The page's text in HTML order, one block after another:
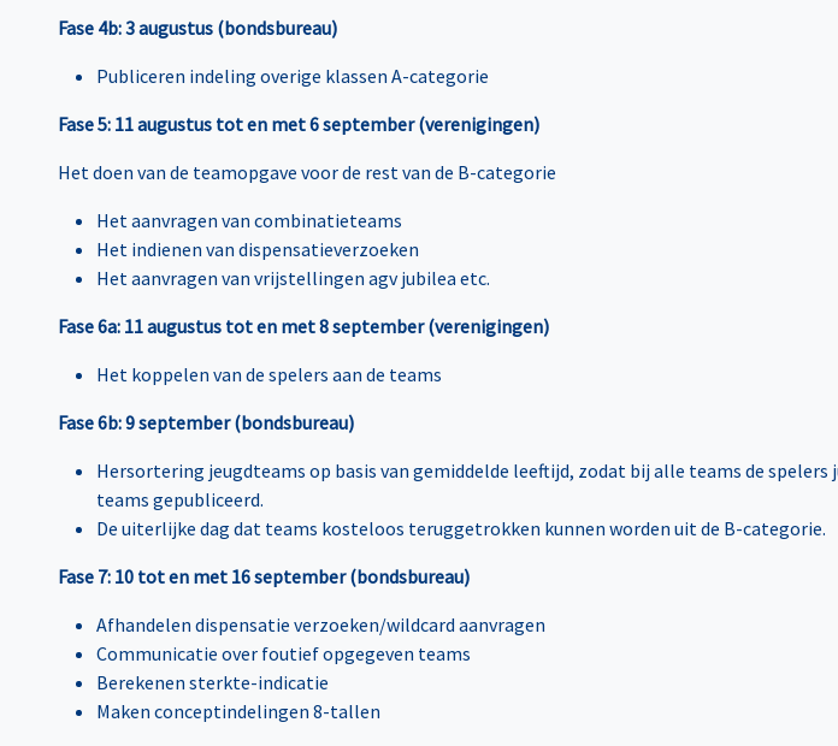
Fase 4b: 3 augustus (bondsbureau)
Publiceren indeling overige klassen A-categorie
Fase 5: 11 augustus tot en met 6 september (verenigingen)
Het doen van de teamopgave voor de rest van de B-categorie
Het aanvragen van combinatieteams
Het indienen van dispensatieverzoeken
Het aanvragen van vrijstellingen agv jubilea etc.
Fase 6a: 11 augustus tot en met 8 september (verenigingen)
Het koppelen van de spelers aan de teams
Fase 6b: 9 september (bondsbureau)
Hersortering jeugdteams op basis van gemiddelde leeftijd, zodat bij alle teams de
teams gepubliceerd.
De uiterlijke dag dat teams kosteloos teruggetrokken kunnen worden uit de B-categorie.
Fase 7: 10 tot en met 16 september (bondsbureau)
Afhandelen dispensatie verzoeken/wildcard aanvragen
Communicatie over foutief opgegeven teams
Berekenen sterkte-indicatie
Maken conceptindelingen 8-tallen